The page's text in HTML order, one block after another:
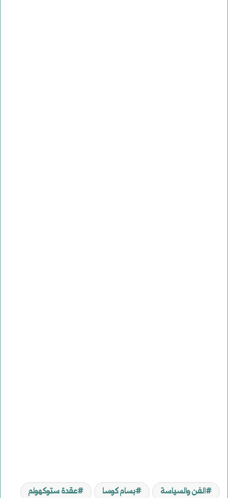
الفن والسياسة بسام كوسا
عقدة ستوكهولم